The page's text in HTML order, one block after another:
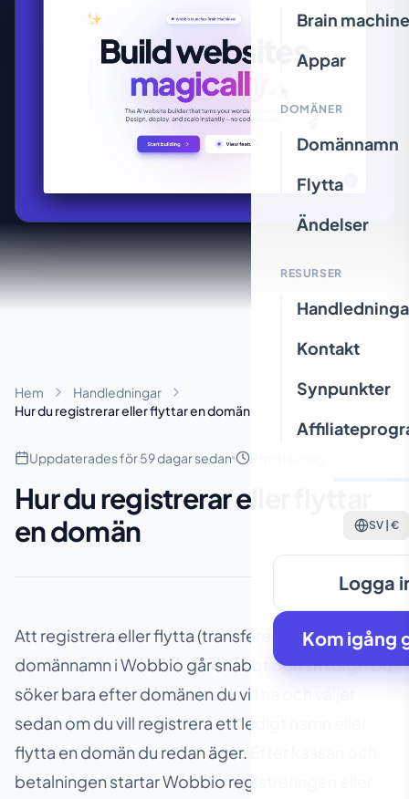
Brain
Appar
DOMÄNER
Domännamn
Flytta
Ändelser
RESURSER
Kontakt
Synpunkter
SV | €
Logga
Kom igång
Hem
Handledningar
Hur du registrerar eller flyttar en domän
Uppdaterades för 59 dagar sedan
Hur du registrerar eller flyttar
en domän
Att registrera eller flytta (transferera) ett
domännamn i Wobbio går snabbt och smidigt. Du
söker bara efter domänen du vill ha och väljer
sedan om du vill registrera ett ledigt namn eller
flytta en domän du redan äger. Efter kassan och
betalningen startar Wobbio registreringen eller